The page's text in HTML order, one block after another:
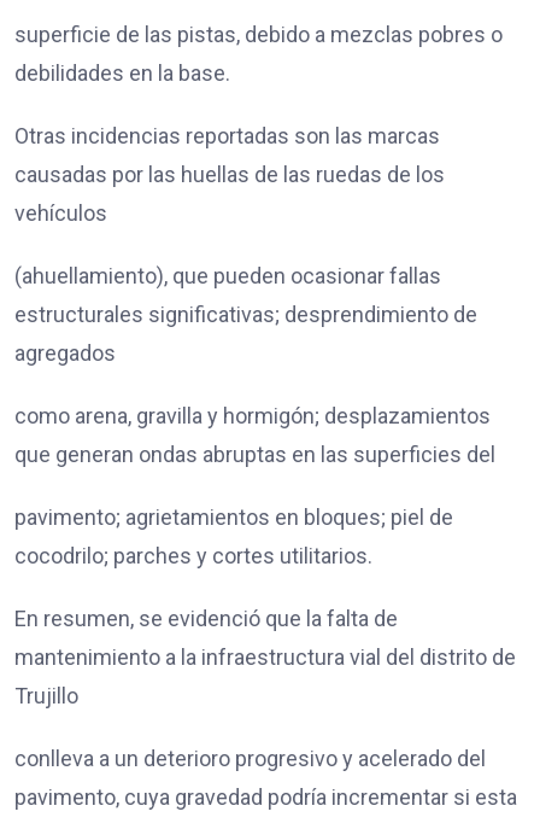
superficie de las pistas, debido a mezclas pobres o
debilidades en la base.
Otras incidencias reportadas son las marcas
causadas por las huellas de las ruedas de los
vehículos
(ahuellamiento), que pueden ocasionar fallas
estructurales significativas; desprendimiento de
agregados
como arena, gravilla y hormigón; desplazamientos
que generan ondas abruptas en las superficies del
pavimento; agrietamientos en bloques; piel de
cocodrilo; parches y cortes utilitarios.
En resumen, se evidenció que la falta de
mantenimiento a la infraestructura vial del distrito de
Trujillo
conlleva a un deterioro progresivo y acelerado del
pavimento, cuya gravedad podría incrementar si esta